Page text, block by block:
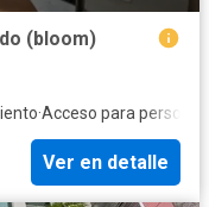
(bloom)
·Acceso para
Ver en detalle